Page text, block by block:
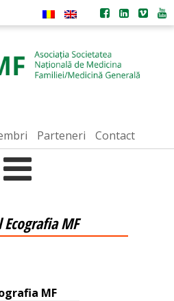
Parteneri Contact
Ecografia MF
MF